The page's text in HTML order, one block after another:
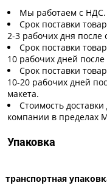
Мы работаем с НДС.
Срок поставки
2-3 рабочих дня после
Срок поставки
10 рабочих дней
Срок поставки
10-20 рабочих дней
макета.
Стоимость
компании в пределах
Упаковка
транспортная